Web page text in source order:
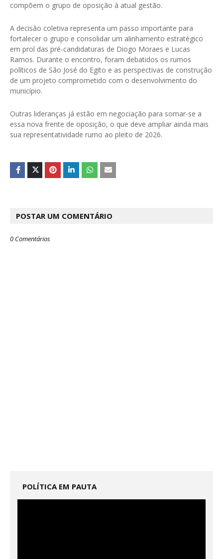
compõem o grupo de oposição à atual gestão.
A decisão coletiva representa um passo importante para
fortalecer o grupo e consolidar um alinhamento estratégico
em prol das pré-candidaturas de Diogo Moraes e Lucas
Ramos. Durante o encontro, foram debatidos os rumos
políticos de São José do Egito e as perspectivas de construção
de um projeto comprometido com o desenvolvimento do
município.
Outras lideranças já estão em negociação para somar-se a
essa nova frente de oposição, o que deve ampliar ainda mais
sua representatividade rumo ao pleito de 2026.
POSTAR UM COMENTÁRIO
0 Comentários
POLÍTICA EM PAUTA